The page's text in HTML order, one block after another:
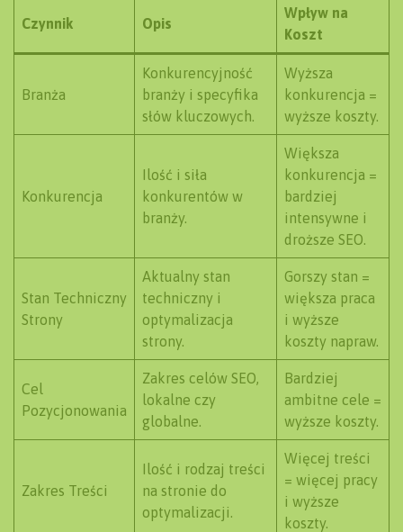
Czynnik Opis
Wpływ na
Koszt
Branża
Konkurencyjność
branży i specyfika
słów kluczowych.
Wyższa
konkurencja =
wyższe koszty.
Konkurencja
Ilość i siła
konkurentów w
branży.
Większa
konkurencja =
bardziej
intensywne i
droższe SEO.
Stan Techniczny
Strony
Aktualny stan
techniczny i
optymalizacja
strony.
Gorszy stan =
większa praca
i wyższe
koszty napraw.
Cel
Pozycjonowania
Zakres celów SEO,
lokalne czy
globalne.
Bardziej
ambitne cele =
wyższe koszty.
Zakres Treści
Ilość i rodzaj treści
na stronie do
optymalizacji.
Więcej treści
= więcej pracy
i wyższe
koszty.